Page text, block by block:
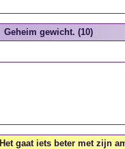
Geheim gewicht. (10)
Het gaat iets beter met zijn